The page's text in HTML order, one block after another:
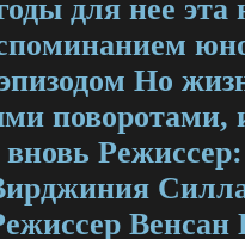
для нее эта
Но
поворотами,
вновь
Венсан